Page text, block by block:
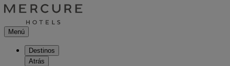
Menú
Destinos
Atrás